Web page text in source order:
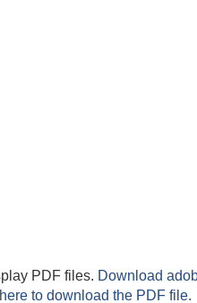
PDF files. Download
to download the PDF file.